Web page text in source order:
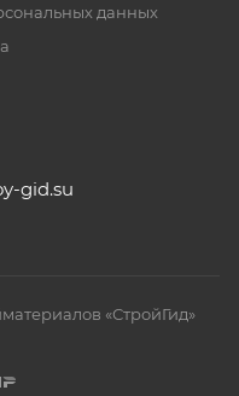
данных
gid.su
«СтройГид»